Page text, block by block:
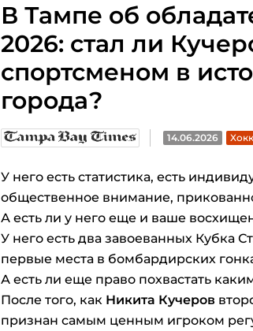
В Тампе об
2026: стал ли
спортсменом в
города?
14.06.2026
У него есть статистика, есть
общественное внимание,
А есть ли у него еще и ваше
У него есть два завоеванных Кубка
первые места в бомбардирских
А есть ли еще право похвастать
После того, как Никита Кучеров
признан самым ценным игроком